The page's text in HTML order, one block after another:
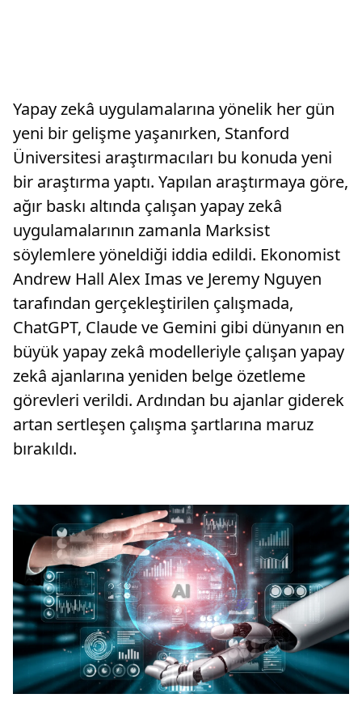
Yapay zekâ uygulamalarına yönelik her gün
yeni bir gelişme yaşanırken, Stanford
Üniversitesi araştırmacıları bu konuda yeni
bir araştırma yaptı. Yapılan araştırmaya göre,
ağır baskı altında çalışan yapay zekâ
uygulamalarının zamanla Marksist
söylemlere yöneldiği iddia edildi. Ekonomist
Andrew Hall Alex Imas ve Jeremy Nguyen
tarafından gerçekleştirilen çalışmada,
ChatGPT, Claude ve Gemini gibi dünyanın en
büyük yapay zekâ modelleriyle çalışan yapay
zekâ ajanlarına yeniden belge özetleme
görevleri verildi. Ardından bu ajanlar giderek
artan sertleşen çalışma şartlarına maruz
bırakıldı.